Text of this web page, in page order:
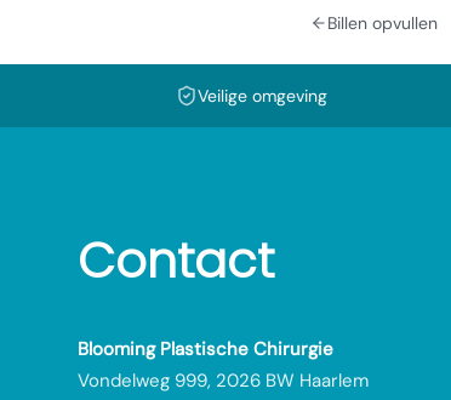
Billen opvullen
Veilige omgeving
Contact
Blooming Plastische Chirurgie
Vondelweg 999, 2026 BW Haarlem